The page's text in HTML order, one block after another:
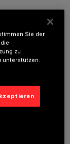
Sie der
zu
unterstützen.